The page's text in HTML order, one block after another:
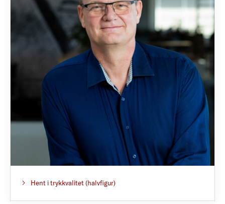
Hent i trykkvalitet (halvfigur)